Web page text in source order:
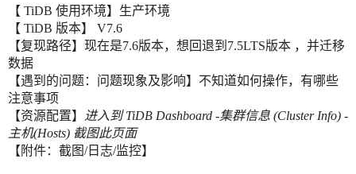
【 TiDB 使用环境】生产环境
【 TiDB 版本】 V7.6
【复现路径】现在是7.6版本，想回退到7.5LTS版本 ，并迁移
数据
【遇到的问题：问题现象及影响】不知道如何操作，有哪些
注意事项
【资源配置】
进入到 TiDB Dashboard -集群信息 (Cluster Info) -
主机(Hosts) 截图此页面
【附件：截图/日志/监控】